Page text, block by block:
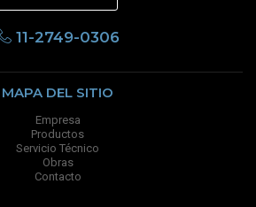
11-2749-0306
MAPA DEL SITIO
Empresa
Productos
Servicio Técnico
Obras
Contacto